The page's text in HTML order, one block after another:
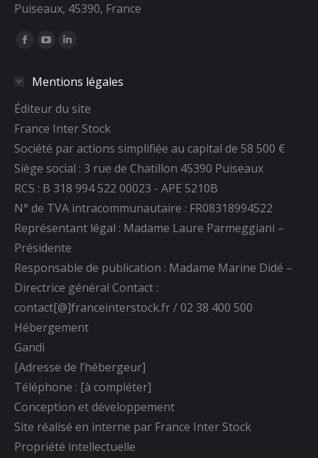
Puiseaux, 45390, France
Trouvez nous sur :
La
Facebook
s'ouvre
une
nouvelle
fenêtre
La
YouTube
s'ouvre
dans
une
nouvelle
fenêtre
La
LinkedIn
s'ouvre
dans
fenêtre
Mentions légales
Éditeur du site
France Inter Stock
Société par actions simplifiée au capital de 58 500 €
Siège social : 3 rue de Chatillon 45390 Puiseaux
RCS : B 318 994 522 00023 - APE 5210B
N° de TVA intracommunautaire : FR08318994522
Représentant légal : Madame Laure Parmeggiani –
Présidente
Responsable de publication : Madame Marine Didé –
Directrice général Contact :
contact[@]franceinterstock.fr / 02 38 400 500
Hébergement
Gandi
[Adresse de l’hébergeur]
Téléphone : [à compléter]
Conception et développement
Site réalisé en interne par France Inter Stock
Propriété intellectuelle